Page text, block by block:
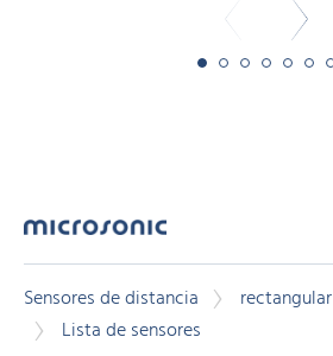
Sensores de distancia rectangular
Lista de sensores